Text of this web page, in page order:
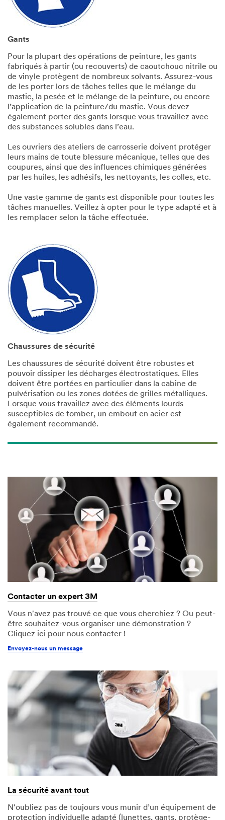
Gants
Pour la plupart des opérations de peinture, les gants
fabriqués à partir (ou recouverts) de caoutchouc nitrile ou
de vinyle protègent de nombreux solvants. Assurez-vous
de les porter lors de tâches telles que le mélange du
mastic, la pesée et le mélange de la peinture, ou encore
l’application de la peinture/du mastic. Vous devez
également porter des gants lorsque vous travaillez avec
des substances solubles dans l’eau.
Les ouvriers des ateliers de carrosserie doivent protéger
leurs mains de toute blessure mécanique, telles que des
coupures, ainsi que des influences chimiques générées
par les huiles, les adhésifs, les nettoyants, les colles, etc.
Une vaste gamme de gants est disponible pour toutes les
tâches manuelles. Veillez à opter pour le type adapté et à
les remplacer selon la tâche effectuée.
Chaussures de sécurité
Les chaussures de sécurité doivent être robustes et
pouvoir dissiper les décharges électrostatiques. Elles
doivent être portées en particulier dans la cabine de
pulvérisation ou les zones dotées de grilles métalliques.
Lorsque vous travaillez avec des éléments lourds
susceptibles de tomber, un embout en acier est
également recommandé.
Contacter un expert 3M
Vous n'avez pas trouvé ce que vous cherchiez ? Ou peut-
être souhaitez-vous organiser une démonstration ?
Cliquez ici pour nous contacter !
Envoyez-nous un message
La sécurité avant tout
N'oubliez pas de toujours vous munir d’un équipement de
protection individuelle adapté (lunettes, gants, protège-